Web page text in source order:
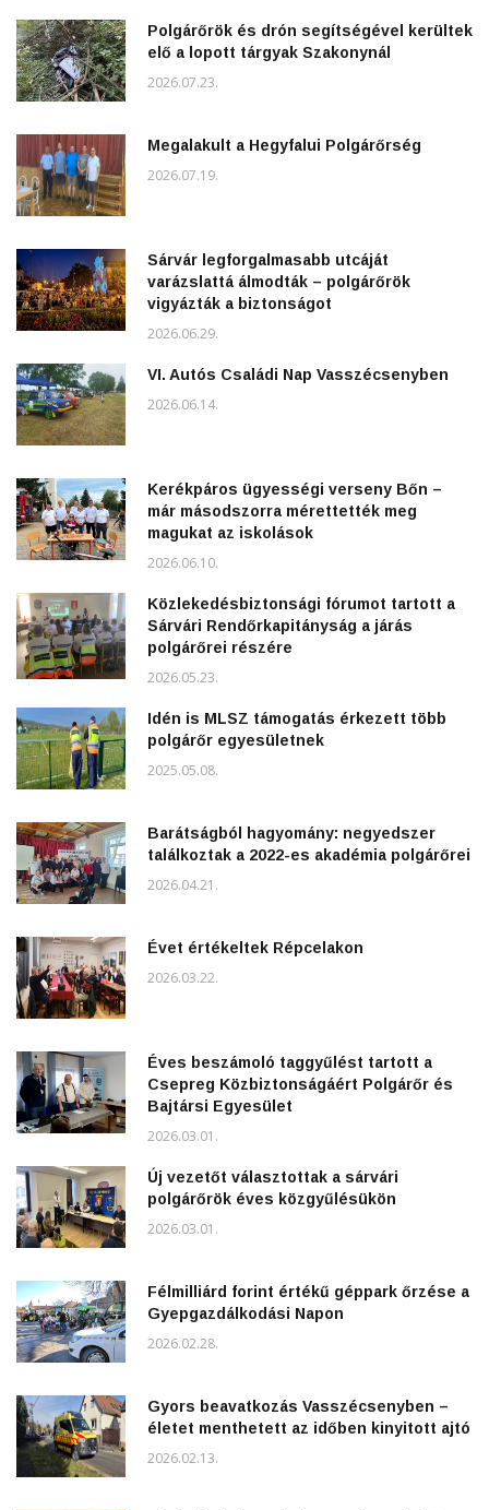
Polgárőrök és drón segítségével kerültek
elő a lopott tárgyak Szakonynál
2026.07.23.
Megalakult a Hegyfalui Polgárőrség
2026.07.19.
Sárvár legforgalmasabb utcáját
varázslattá álmodták – polgárőrök
vigyázták a biztonságot
2026.06.29.
VI. Autós Családi Nap Vasszécsenyben
2026.06.14.
Kerékpáros ügyességi verseny Bőn –
már másodszorra mérettették meg
magukat az iskolások
2026.06.10.
Közlekedésbiztonsági fórumot tartott a
Sárvári Rendőrkapitányság a járás
polgárőrei részére
2026.05.23.
Idén is MLSZ támogatás érkezett több
polgárőr egyesületnek
2025.05.08.
Barátságból hagyomány: negyedszer
találkoztak a 2022-es akadémia polgárőrei
2026.04.21.
Évet értékeltek Répcelakon
2026.03.22.
Éves beszámoló taggyűlést tartott a
Csepreg Közbiztonságáért Polgárőr és
Bajtársi Egyesület
2026.03.01.
Új vezetőt választottak a sárvári
polgárőrök éves közgyűlésükön
2026.03.01.
Félmilliárd forint értékű géppark őrzése a
Gyepgazdálkodási Napon
2026.02.28.
Gyors beavatkozás Vasszécsenyben –
életet menthetett az időben kinyitott ajtó
2026.02.13.